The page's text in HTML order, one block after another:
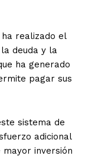
realizado el
deuda y la
ha generado
pagar sus
sistema de
adicional
inversión